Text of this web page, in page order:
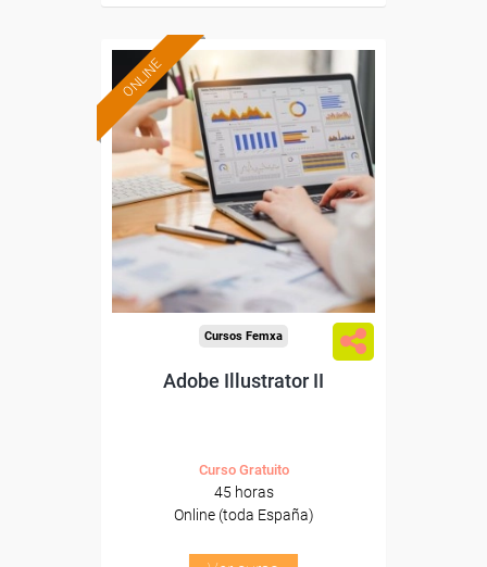
ONLINE
Formación 100%
subvencionada.
Para desempleados,
trabajadores y autónomos.
Sector
-Información, Comunicación
y Artes Gráficas.
Cursos Femxa
Adobe Illustrator II
Curso Gratuito
45 horas
Online (toda España)